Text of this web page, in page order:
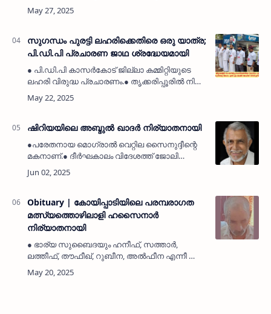
പതിറ്റാണ്ടിലേറെയായി കുമ്പളയിൽ പലചരക്കുകട
മംഗളൂരുവിലെ സ്വകാര…
സുഗന്ധം പുരട്ടി ലഹരിക്കെതിരെ ഒരു യാത്ര;
പി.ഡി.പി പ്രചാരണ ജാഥ ശ്രദ്ധേയമായി
● പി.ഡി.പി കാസർകോട് ജില്ലാ കമ്മിറ്റിയുടെ
ലഹരി വിരുദ്ധ പ്രചാരണം.● തൃക്കരിപ്പൂരിൽ നിന്ന്
പുരട്ടി യാത്ര തുടർന്നു.● ഐ.എസ്.എഫ്
ഷിറിയയിലെ അബ്ദുൽ ഖാദർ നിര്യാതനായി
●പരേതനായ മൊഗ്രാൽ വെറ്റില സൈനുദ്ദീന്റെ
മകനാണ്.● ദീർഘകാലം വിദേശത്ത് ജോലി
അനുശോചനം രേഖപ്പെടുത്തി.● മൃതദേഹം
ഖബറടക്കി.…
Obituary | കോയിപ്പാടിയിലെ പരമ്പരാഗത
മത്സ്യത്തൊഴിലാളി ഹസൈനാർ
നിര്യാതനായി
● ഭാര്യ സുബൈദയും ഹനീഫ്, സത്താർ,
ലത്തീഫ്, തൗഫീഖ്, റുബീന, അൽഫീന എന്നീ ആറ്
ജുമാമസ്ജിദ് ഖബർസ്ഥാനിൽ ഖബറടക്കി.കുമ്പള: